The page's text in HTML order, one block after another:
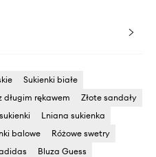
Sukienki białe
długim rękawem
Złote sandały
Lniana sukienka
balowe
Różowe swetry
Bluza Guess